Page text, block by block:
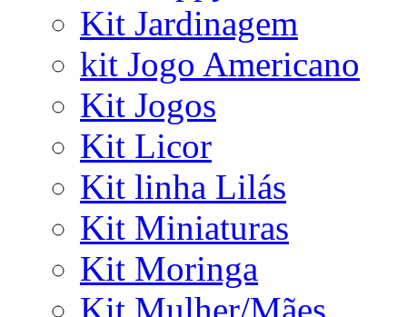
Kit Jardinagem
kit Jogo Americano
Kit Jogos
Kit Licor
Kit linha Lilás
Kit Miniaturas
Kit Moringa
Kit Mulher/Mães